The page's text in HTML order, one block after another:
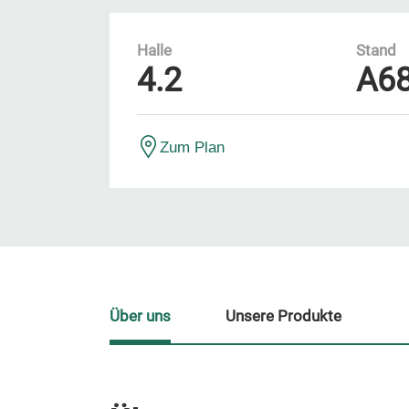
Halle
4.2
Stand
Zum Plan
Über uns Unsere Produkte